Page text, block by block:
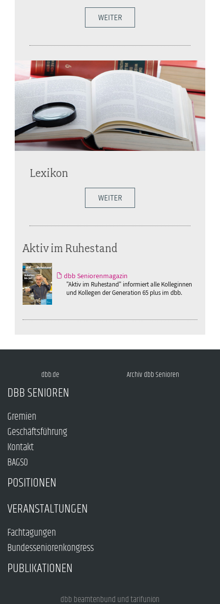
WEITER
Lexikon
WEITER
Aktiv im Ruhestand
dbb Seniorenmagazin
"Aktiv im Ruhestand" informiert alle Kolleginnen
und Kollegen der Generation 65 plus im dbb.
dbb.de Archiv dbb Senioren
DBB SENIOREN
Gremien
Geschäftsführung
Kontakt
BAGSO
POSITIONEN
VERANSTALTUNGEN
Fachtagungen
Bundesseniorenkongress
PUBLIKATIONEN
dbb beamtenbund und tarifunion